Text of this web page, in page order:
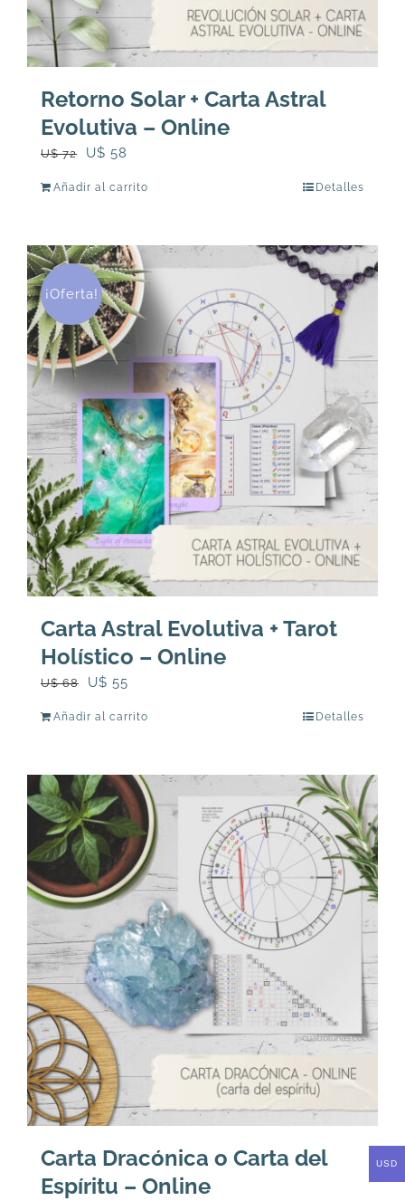
Retorno Solar + Carta Astral
Evolutiva – Online
U$72
El
U$
72.
U$ 58
U$
58.
Añadir al carrito Detalles
¡Oferta!
Carta Astral Evolutiva + Tarot
Holístico – Online
U$68
El
U$
68.
U$ 55
U$
55.
Añadir al carrito Detalles
Carta Dracónica o Carta del
Espíritu – Online
USD